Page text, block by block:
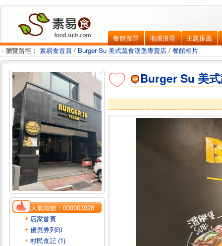
餐館搜尋 地圖搜尋
主題推薦
瀏覽路徑： 素易食首頁 / Burger Su 美式蔬食漢堡專賣店 / 餐館相片
人氣指數：000003928
店家首頁
優惠券列印
村民食記 (1)
Burger Su 美